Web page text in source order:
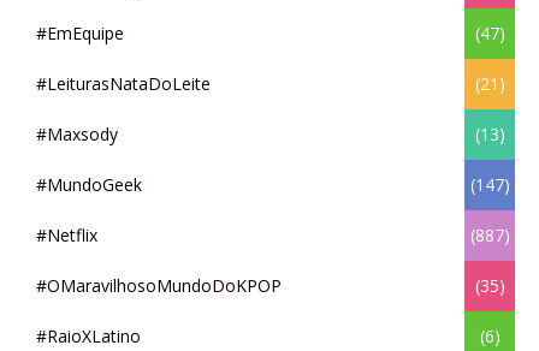
#EmEquipe (47)
#LeiturasNataDoLeite (21)
#Maxsody (13)
#MundoGeek (147)
#Netflix (887)
#OMaravilhosoMundoDoKPOP (35)
#RaioXLatino (6)